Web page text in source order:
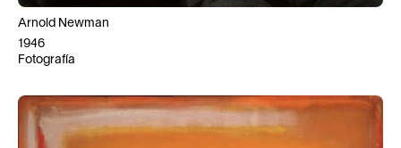
Arnold Newman
1946
Fotografía